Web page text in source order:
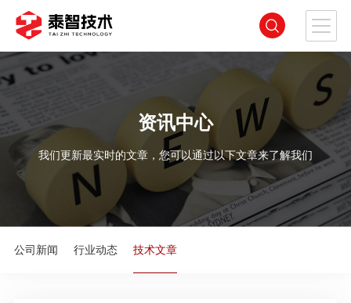
资讯中心
我们更新最实时的文章，您可以通过以下文章来了解我们
公司新闻 行业动态 技术文章